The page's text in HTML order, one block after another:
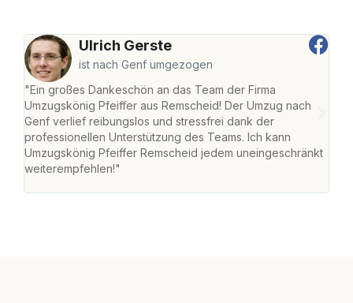
Ulrich Gerste
ist nach Genf umgezogen
"Ein großes Dankeschön an das Team der Firma
Umzugskönig Pfeiffer aus Remscheid! Der Umzug nach
Genf verlief reibungslos und stressfrei dank der
professionellen Unterstützung des Teams. Ich kann
Umzugskönig Pfeiffer Remscheid jedem uneingeschränkt
weiterempfehlen!"